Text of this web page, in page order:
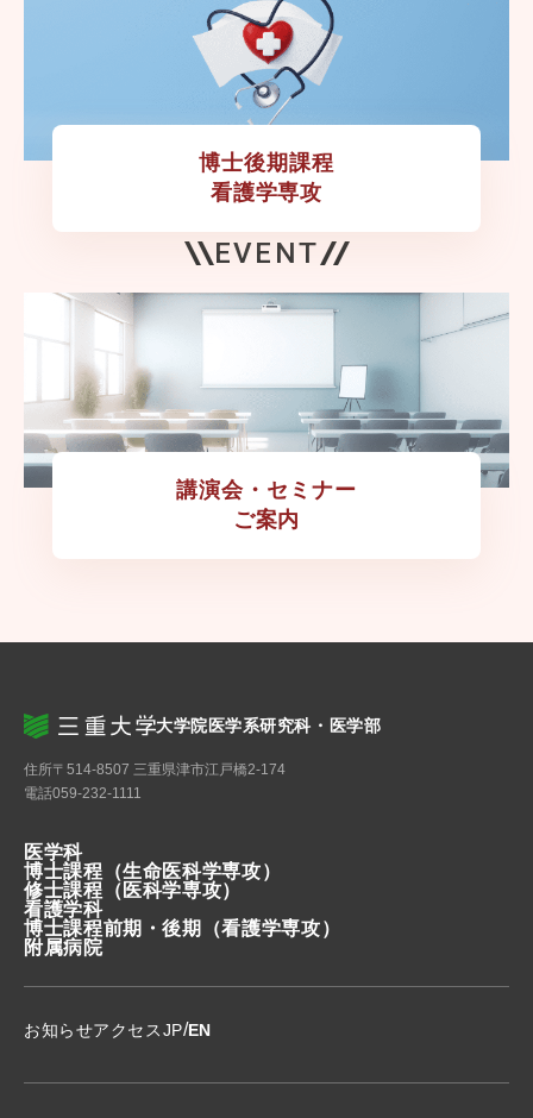
博士後期課程
看護学専攻
EVENT
講演会・セミナー
ご案内
大学院医学系研究科・医学部
住所〒514-8507 三重県津市江戸橋2-174
電話059-232-1111
医学科
博士課程 （生命医科学専攻）
修士課程 （医科学専攻）
看護学科
博士課程前期・後期
（看護学専攻）
附属病院
お知らせアクセスJP/EN